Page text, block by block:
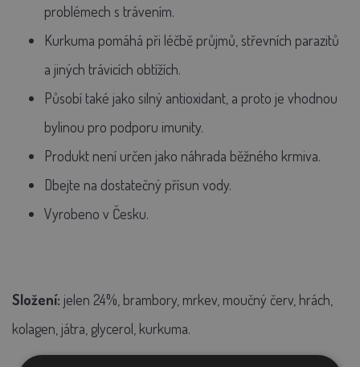
problémech s trávením.
Kurkuma pomáhá při léčbě průjmů, střevních parazitů
a jiných trávicích obtížích.
Působí také jako silný antioxidant, a proto je vhodnou
bylinou pro podporu imunity.
Produkt není určen jako náhrada běžného krmiva.
Dbejte na dostatečný přísun vody.
Vyrobeno v Česku.
Složení: jelen 24%, brambory, mrkev, moučný červ, hrách,
kolagen, játra, glycerol, kurkuma.